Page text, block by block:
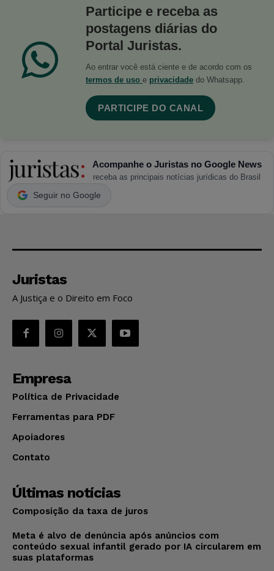
Participe e receba as
postagens diárias do
Portal Juristas.
Ao entrar você está ciente e de acordo com os
termos de uso e privacidade do Whatsapp.
PARTICIPE DO CANAL
Acompanhe o Juristas no Google News
receba as principais notícias jurídicas do Brasil
Seguir no Google
Juristas
A Justiça e o Direito em Foco
Empresa
Política de Privacidade
Ferramentas para PDF
Apoiadores
Contato
Últimas notícias
Composição da taxa de juros
Meta é alvo de denúncia após anúncios com
conteúdo sexual infantil gerado por IA circularem em
suas plataformas